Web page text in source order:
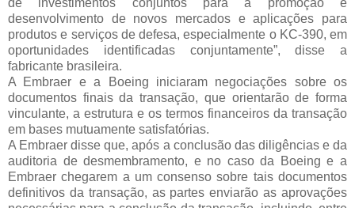
de investimentos conjuntos para a promoção e
desenvolvimento de novos mercados e aplicações para
produtos e serviços de defesa, especialmente o KC-390, em
oportunidades identificadas conjuntamente”, disse a
fabricante brasileira.
A Embraer e a Boeing iniciaram negociações sobre os
documentos finais da transação, que orientarão de forma
vinculante, a estrutura e os termos financeiros da transação
em bases mutuamente satisfatórias.
A Embraer disse que, após a conclusão das diligências e da
auditoria de desmembramento, e no caso da Boeing e a
Embraer chegarem a um consenso sobre tais documentos
definitivos da transação, as partes enviarão as aprovações